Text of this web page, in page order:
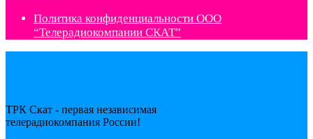
Политика конфиденциальности ООО
“Телерадиокомпании СКАТ”
ТРК Скат - первая независимая
телерадиокомпания Роcсии!